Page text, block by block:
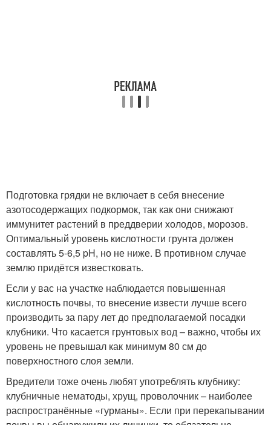
Подготовка грядки не включает в себя внесение
азотосодержащих подкормок, так как они снижают
иммунитет растений в преддверии холодов, морозов.
Оптимальный уровень кислотности грунта должен
составлять 5-6,5 pH, но не ниже. В противном случае
землю придётся известковать.
Если у вас на участке наблюдается повышенная
кислотность почвы, то внесение извести лучше всего
производить за пару лет до предполагаемой посадки
клубники. Что касается грунтовых вод – важно, чтобы их
уровень не превышал как минимум 80 см до
поверхностного слоя земли.
Вредители тоже очень любят употреблять клубнику:
клубничные нематоды, хрущ, проволочник – наиболее
распространённые «гурманы». Если при перекапывании